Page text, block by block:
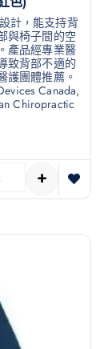
計，能支持背
與椅子間的空
產品經專業醫
致背部不適的
護團體推薦。
Canada,
Chiropractic
+